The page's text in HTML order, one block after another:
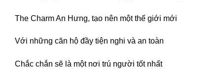
The Charm An Hưng, tạo nên một thế giới mới
Với những căn hộ đầy tiện nghi và an toàn
Chắc chắn sẽ là một nơi trú người tốt nhất